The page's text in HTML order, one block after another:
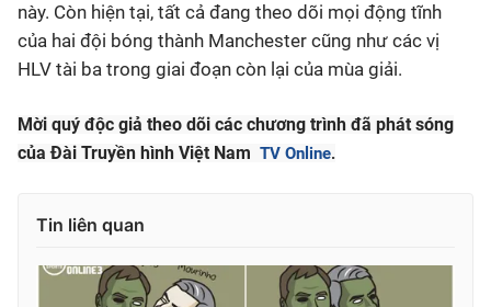
này. Còn hiện tại, tất cả đang theo dõi mọi động tĩnh
của hai đội bóng thành Manchester cũng như các vị
HLV tài ba trong giai đoạn còn lại của mùa giải.
Mời quý độc giả theo dõi các chương trình đã phát sóng
của Đài Truyền hình Việt Nam TV Online.
Tin liên quan